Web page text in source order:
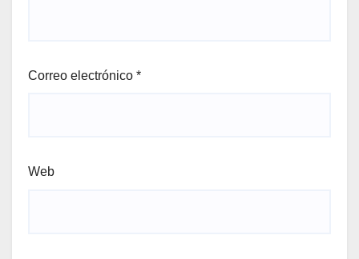
Correo electrónico *
Web